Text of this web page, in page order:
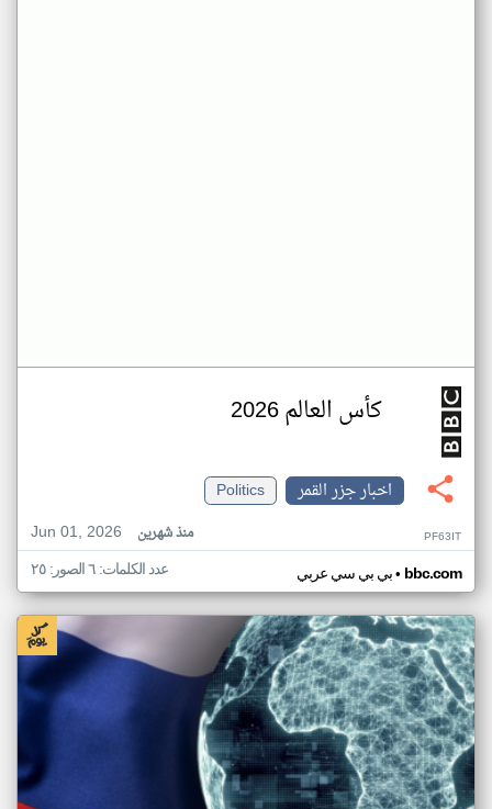
كأس العالم 2026
اخبار جزر القمر
Politics
Jun 01, 2026
منذ شهرين PF63IT
بي بي سي عربي• bbc.com عدد الكلمات: ٦ الصور: ٢٥